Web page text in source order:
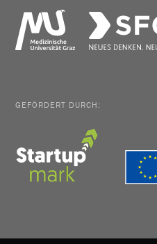
GEFÖRDERT DURCH: